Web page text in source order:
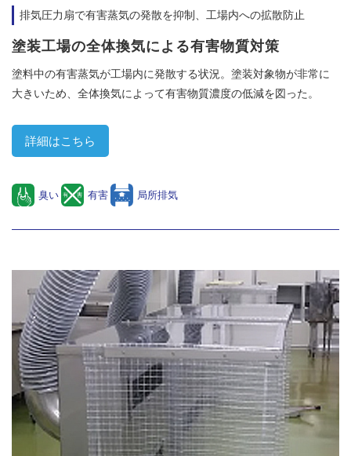
排気圧力扇で有害蒸気の発散を抑制、工場内への拡散防止
塗装工場の全体換気による有害物質対策
塗料中の有害蒸気が工場内に発散する状況。塗装対象物が非常に
大きいため、全体換気によって有害物質濃度の低減を図った。
詳細はこちら
臭い 有害 局所排気